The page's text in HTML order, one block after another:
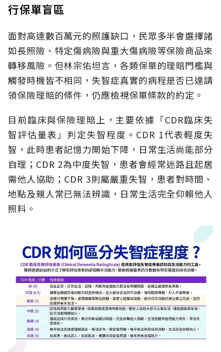
行保單盲區
面對高達數百萬元的照護缺口，民眾多半會選擇諸
如長照險、特定傷病險與重大傷病險等保險商品來
轉移風險。但林宗佑坦言，各類保單的理賠門檻與
觸發時機皆不相同，失智症真實的病程是否已達請
領保險理賠的條件，仍應檢視保單條款的約定。
目前臨床與保險理賠上，主要依據「CDR臨床失
智評估量表」判定失智程度。CDR 1代表輕度失
智，此時患者記憶力開始下降，日常生活尚能部分
自理；CDR 2為中度失智，患者會經常迷路且起居
需他人協助；CDR 3則屬嚴重失智，患者對時間、
地點及親人常已無法辨識，日常生活完全仰賴他人
照料。